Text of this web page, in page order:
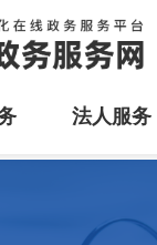
法人服务